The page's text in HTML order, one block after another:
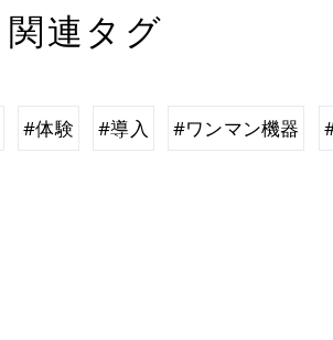
関連タグ
#体験 #導入 #ワンマン機器